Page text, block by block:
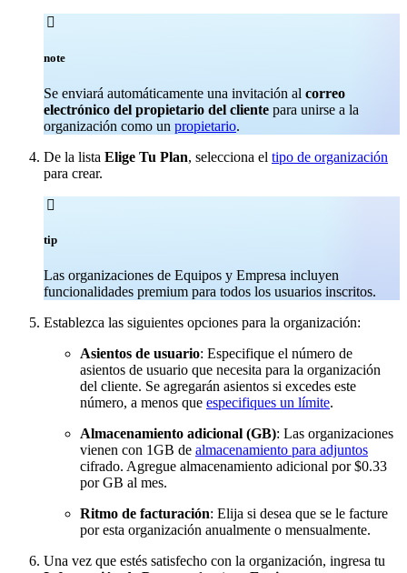

note
Se enviará automáticamente una invitación al correo
electrónico del propietario del cliente para unirse a la
organización como un propietario.
De la lista Elige Tu Plan, selecciona el tipo de organización
para crear.

tip
Las organizaciones de Equipos y Empresa incluyen
funcionalidades premium para todos los usuarios inscritos.
Establezca las siguientes opciones para la organización:
Asientos de usuario: Especifique el número de
asientos de usuario que necesita para la organización
del cliente. Se agregarán asientos si excedes este
número, a menos que especifiques un límite.
Almacenamiento adicional (GB): Las organizaciones
vienen con 1GB de almacenamiento para adjuntos
cifrado. Agregue almacenamiento adicional por $0.33
por GB al mes.
Ritmo de facturación: Elija si desea que se le facture
por esta organización anualmente o mensualmente.
Una vez que estés satisfecho con la organización, ingresa tu